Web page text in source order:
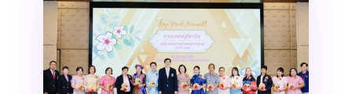
งานแสดงมุทิตาจิต แด่ผู้เกษียณอายุ
ราชการ/อายุงาน ประจำปี 2568